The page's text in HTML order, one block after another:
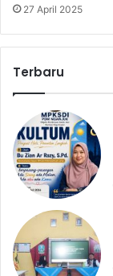
27 April 2025
Terbaru